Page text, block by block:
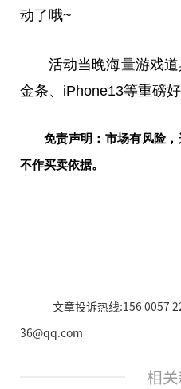
动了哦~
活动当晚海量游戏
金条、iPhone13等重磅
免责声明：市场有风险
不作买卖依据。
文章投诉热线:156 0057
36@qq.com
相